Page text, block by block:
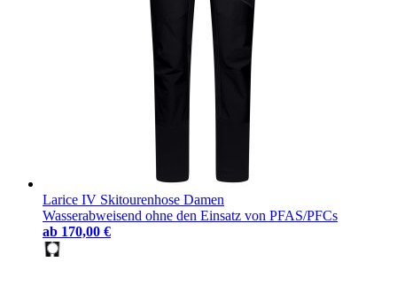
Larice IV Skitourenhose Damen
Wasserabweisend ohne den Einsatz von PFAS/PFCs
ab 170,00 €